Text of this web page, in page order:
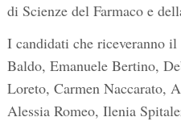
di Scienze del Farmaco e
I candidati che riceveranno
Baldo, Emanuele Bertino,
Loreto, Carmen Naccarato,
Alessia Romeo, Ilenia